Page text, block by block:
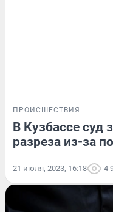
ПРОИСШЕСТВИЯ
В Кузбассе суд
разреза из-за
21 июля, 2023, 16:18 4